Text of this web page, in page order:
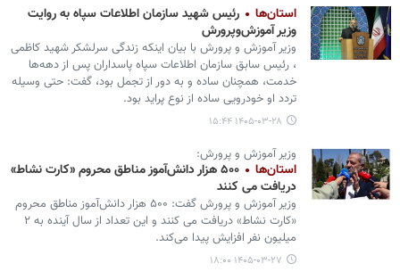
استان‌ها
رئیس شهید سازمان اطلاعات سپاه به روایت
وزیر آموزش‌وپرورش
وزیر آموزش و پرورش با بیان اینکه زندگی سرلشکر شهید کاظمی
، رئیس سابق سازمان اطلاعات سپاه پاسداران پس از دهه‌ها
خدمت، همچنان ساده و به دور از تجمل بود، گفت: حتی وسیله
تردد او خودرویی ساده از نوع پراید بود.
۱۴۰۵-۰۳-۲۸ ۱۵:۴۴
وزیر آموزش و پرورش:
استان‌ها
۵۰۰ هزار دانش‌آموز مناطق محروم «کارت نشاط»
دریافت می کنند
وزیر آموزش و پرورش گفت: ۵۰۰ هزار دانش‌آموز مناطق محروم
«کارت نشاط» دریافت می کنند و این تعداد از سال آینده به ۲
میلیون نفر افزایش پیدا می‌کند.
۱۴۰۵-۰۳-۲۷ ۱۸:۰۰